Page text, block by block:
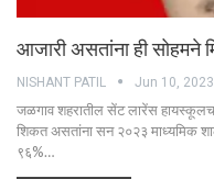
आजारी असतांना ही सोहमने
NISHANT PATIL Jun 10, 2023
जळगाव शहरातील सेंट लारेंस हायस्कूलचा
शिकत असतांना सन २०२३ माध्यमिक
९६%…